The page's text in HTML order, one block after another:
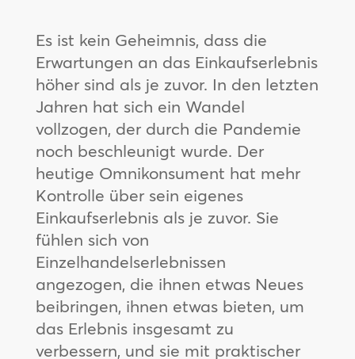
Es ist kein Geheimnis, dass die
Erwartungen an das Einkaufserlebnis
höher sind als je zuvor. In den letzten
Jahren hat sich ein Wandel
vollzogen, der durch die Pandemie
noch beschleunigt wurde. Der
heutige Omnikonsument hat mehr
Kontrolle über sein eigenes
Einkaufserlebnis als je zuvor. Sie
fühlen sich von
Einzelhandelserlebnissen
angezogen, die ihnen etwas Neues
beibringen, ihnen etwas bieten, um
das Erlebnis insgesamt zu
verbessern, und sie mit praktischer